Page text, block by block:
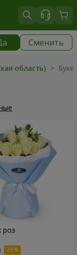
Сменить
|бесплатно
область) >
роз